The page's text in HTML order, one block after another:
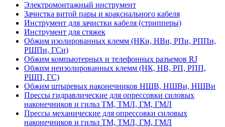
Электромонтажный инструмент
Зачистка витой пары и коаксиального кабеля
Инструмент для зачистки кабеля (стрипперы)
Инструмент для стяжек
Обжим изолированных клемм (НКи, НВи, РПи, РППи,
РШПи, ГСи)
Обжим компьютерных и телефонных разъемов RJ
Обжим неизолированных клемм (НК, НВ, РП, РПП,
РШП, ГС)
Обжим штыревых наконечников НШВ, НШВи, НШВи
Прессы гидравлические для опрессовки силовых
наконечников и гильз ТМ, ТМЛ, ГМ, ГМЛ
Прессы механические для опрессовки силовых
наконечников и гильз ТМ, ТМЛ, ГМ, ГМЛ